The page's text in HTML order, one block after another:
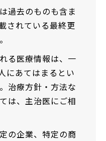
過去のものも含ま
されている最終更
る医療情報は、一
にあてはまるとい
治療方針・方法な
は、主治医にご相
の企業、特定の商